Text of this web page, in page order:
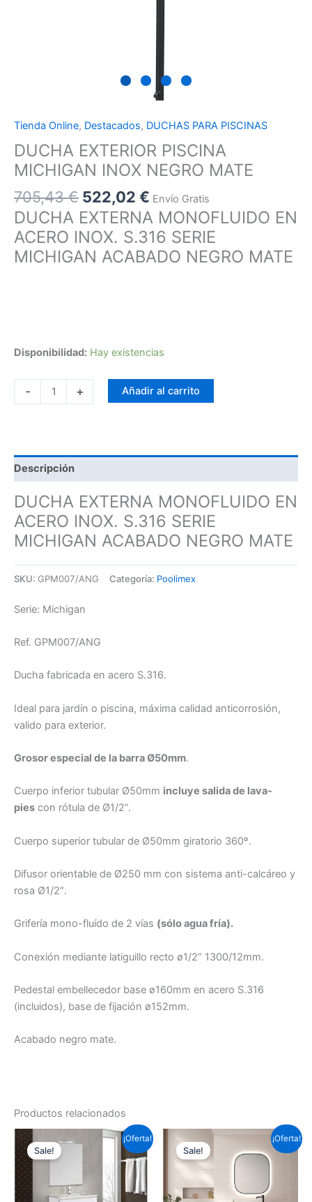
Tienda Online, Destacados, DUCHAS PARA PISCINAS
DUCHA EXTERIOR PISCINA
MICHIGAN INOX NEGRO MATE
705,43€ 522,02 € Envío Gratis
DUCHA EXTERNA MONOFLUIDO EN
ACERO INOX. S.316 SERIE
MICHIGAN ACABADO NEGRO MATE
Disponibilidad: Hay existencias
- + Añadir al carrito
Descripción
DUCHA EXTERNA MONOFLUIDO EN
ACERO INOX. S.316 SERIE
MICHIGAN ACABADO NEGRO MATE
SKU: GPM007/ANG Categoría: Poolimex
Serie: Michigan
Ref. GPM007/ANG
Ducha fabricada en acero S.316.
Ideal para jardín o piscina, máxima calidad anticorrosión,
valido para exterior.
Grosorespecial de la barra Ø50mm.
Cuerpo inferior tubular Ø50mm incluye salida de lava-
pies con rótula de Ø1/2”.
Cuerpo superior tubular de Ø50mm giratorio 360º.
Difusor orientable de Ø250 mm con sistema anti-calcáreo y
rosa Ø1/2″.
Grifería mono-fluído de 2 vías (sólo agua fría).
Conexión mediante latiguillo recto ø1/2” 1300/12mm.
Pedestal embellecedor base ø160mm en acero S.316
(incluidos), base de fijación ø152mm.
Acabado negro mate.
Productos relacionados
¡Oferta!
Sale!
Este
producto
tiene
múltiples
¡Oferta!
Sale!
Este